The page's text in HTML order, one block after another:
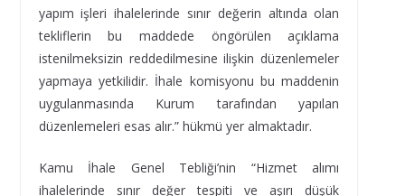
yapım işleri ihalelerinde sınır değerin altında olan
tekliflerin bu maddede öngörülen açıklama
istenilmeksizin reddedilmesine ilişkin düzenlemeler
yapmaya yetkilidir. İhale komisyonu bu maddenin
uygulanmasında Kurum tarafından yapılan
düzenlemeleri esas alır.” hükmü yer almaktadır.
Kamu İhale Genel Tebliği’nin “Hizmet alımı
ihalelerinde sınır değer tespiti ve aşırı düşük